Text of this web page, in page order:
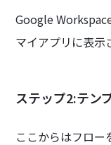
Google
マイアプリに表示
ステップ2:テン
ここからはフロー